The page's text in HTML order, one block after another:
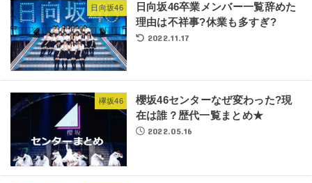
日向坂46
日向坂46卒業メンバー一覧辞めた
理由は不祥事?休業も多すぎ?
2022.11.17
欅坂46
櫻坂46センターなぜ変わった?現
在は誰？歴代一覧まとめ★
2022.05.16